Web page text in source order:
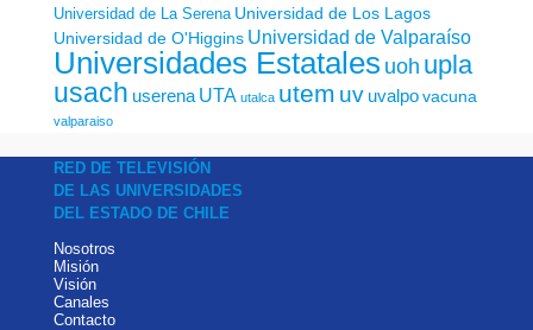
Universidad de La Serena Universidad de Los Lagos
Universidad de O'Higgins Universidad de Valparaíso
Universidades Estatales uoh upla
usach userena UTA utalca utem uv uvalpo vacuna
valparaiso
RED DE TELEVISIÓN
DE LAS UNIVERSIDADES
DEL ESTADO DE CHILE
Nosotros
Misión
Visión
Canales
Contacto